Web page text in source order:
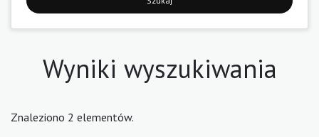
Wyniki wyszukiwania
Znaleziono 2 elementów.